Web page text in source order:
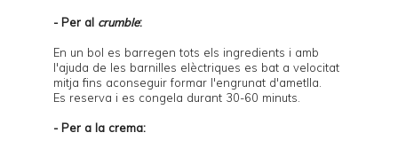
- Per al crumble:
En un bol es barregen tots els ingredients i amb
l'ajuda de les barnilles elèctriques es bat a velocitat
mitja fins aconseguir formar l'engrunat d'ametlla.
Es reserva i es congela durant 30-60 minuts.
- Per a la crema: